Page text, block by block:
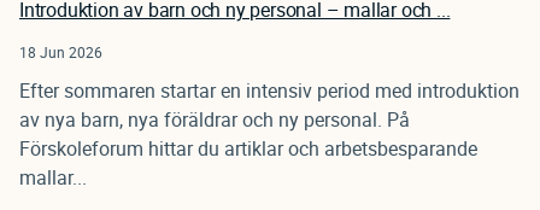
Introduktion av barn och ny personal – mallar och ...
18 Jun 2026
Efter sommaren startar en intensiv period med introduktion
av nya barn, nya föräldrar och ny personal. På
Förskoleforum hittar du artiklar och arbetsbesparande
mallar...